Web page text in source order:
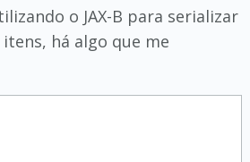
o JAX-B para serializar
há algo que me